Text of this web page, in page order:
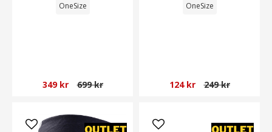
OneSize
349 kr 699 kr
OneSize
124 kr 249 kr